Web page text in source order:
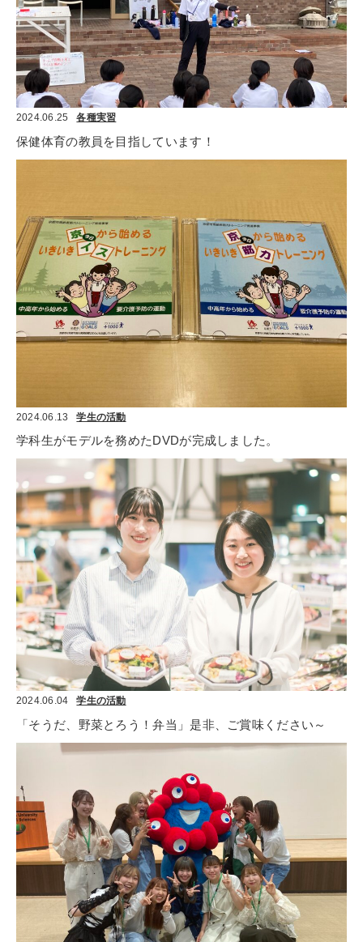
2024.06.25 各種実習
保健体育の教員を目指しています！
2024.06.13 学生の活動
学科生がモデルを務めたDVDが完成しました。
2024.06.04 学生の活動
「そうだ、野菜とろう！弁当」是非、ご賞味ください～